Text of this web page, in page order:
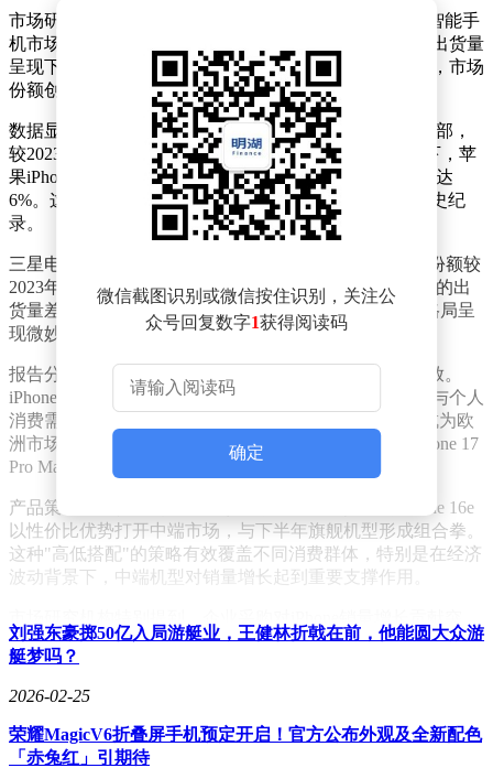
市场研究机构发布的最新报告显示，苹果iPhone在欧洲智能手
机市场交出了一份亮眼成绩单。尽管当地智能手机整体出货量
呈现下滑态势，但苹果凭借多款机型热销实现逆势增长，市场
份额创下历史新高。
数据显示，2024年欧洲智能手机市场总出货量为1.342亿部，
较2023年的1.361亿部下滑1%。在整体市场收缩的背景下，苹
果iPhone出货量达到3690万部，同比增加200万部，增幅达
6%。这一表现使其市场份额从26%提升至27%，刷新历史纪
录。
三星电子仍以4660万部出货量保持市场首位，但35%的份额较
2023年仅微增0.2个百分点。值得关注的是，苹果与三星的出
货量差距已从2023年的1150万部缩小至970万部，市场格局呈
现微妙变化。
报告分析指出，iPhone销量增长主要得益于换机需求释放。
iPhone 14及更早机型用户集中进入换机周期，企业采购与个人
消费需求形成双重驱动。具体到机型表现，iPhone 16e成为欧
洲市场最畅销单品，iPhone 16、iPhone 16 Pro Max和iPhone 17
Pro Max也贡献显著销量。
产品策略调整被视为关键因素。苹果上半年推出的iPhone 16e
以性价比优势打开中端市场，与下半年旗舰机型形成组合拳。
这种"高低搭配"的策略有效覆盖不同消费群体，特别是在经济
波动背景下，中端机型对销量增长起到重要支撑作用。
出。越来越多欧洲企业将iPhone纳入移动设备采购清单，安全
性能与生态系统整合优势成为主要考量因素。这种B端市场的
突破，为苹果在欧洲市场开辟了新的增长空间。
微信截图识别或微信按住识别，关注公
众号回复数字1获得阅读码
确定
刘强东豪掷50亿入局游艇业，王健林折戟在前，他能圆大众游
艇梦吗？
2026-02-25
荣耀MagicV6折叠屏手机预定开启！官方公布外观及全新配色
「赤兔红」引期待